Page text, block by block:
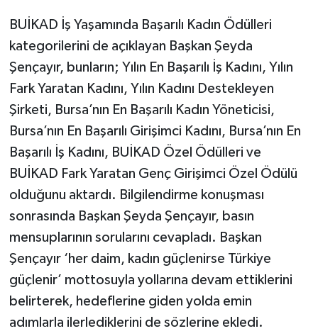
BUİKAD İş Yaşamında Başarılı Kadın Ödülleri
kategorilerini de açıklayan Başkan Şeyda
Şençayır, bunların; Yılın En Başarılı İş Kadını, Yılın
Fark Yaratan Kadını, Yılın Kadını Destekleyen
Şirketi, Bursa’nın En Başarılı Kadın Yöneticisi,
Bursa’nın En Başarılı Girişimci Kadını, Bursa’nın En
Başarılı İş Kadını, BUİKAD Özel Ödülleri ve
BUİKAD Fark Yaratan Genç Girişimci Özel Ödülü
olduğunu aktardı. Bilgilendirme konuşması
sonrasında Başkan Şeyda Şençayır, basın
mensuplarının sorularını cevapladı. Başkan
Şençayır ‘her daim, kadın güçlenirse Türkiye
güçlenir’ mottosuyla yollarına devam ettiklerini
belirterek, hedeflerine giden yolda emin
adımlarla ilerlediklerini de sözlerine ekledi.